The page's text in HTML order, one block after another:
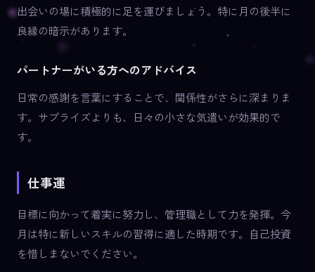
出会いの場に積極的に足を運びましょう。特に月の後半に
良縁の暗示があります。
パートナーがいる方へのアドバイス
日常の感謝を言葉にすることで、関係性がさらに深まりま
す。サプライズよりも、日々の小さな気遣いが効果的で
す。
仕事運
目標に向かって着実に努力し、管理職として力を発揮。今
月は特に新しいスキルの習得に適した時期です。自己投資
を惜しまないでください。